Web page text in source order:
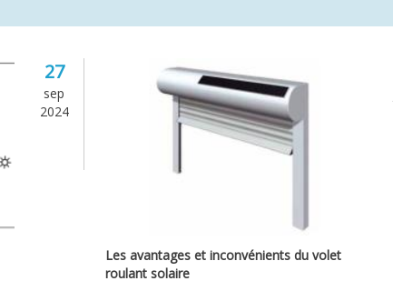
27
sep
2024
Les avantages et inconvénients du volet
roulant solaire